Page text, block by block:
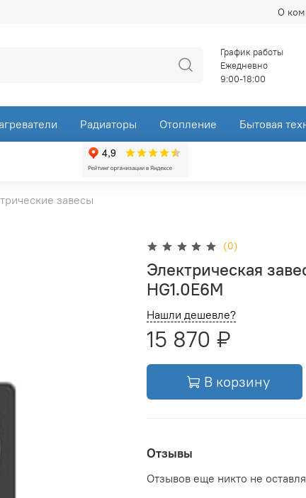
О
График работы
Ежедневно
9:00-18:00
Радиаторы Отопление Бытовая
завесы
(0)
Электрическая
HG1.0E6M
Нашли дешевле?
15 870 ₽
В корзину
Отзывы
Отзывов еще никто не